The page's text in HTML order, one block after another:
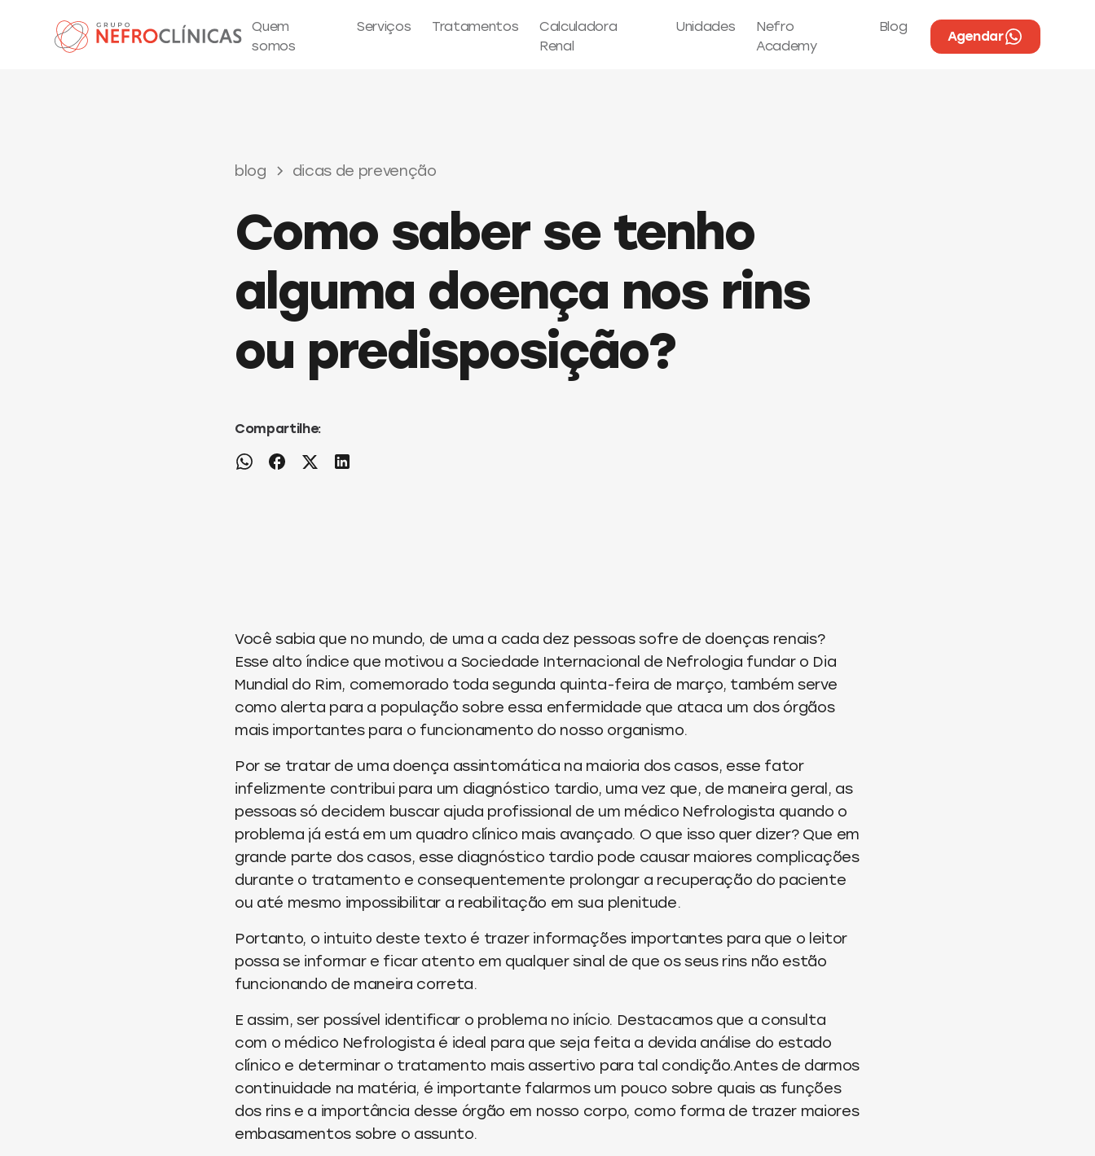
Quem
somos
Serviços Tratamentos
Calculadora
Renal
Unidades
Nefro
Academy
Blog
Agendar
blog dicas de prevenção
Como saber se tenho
alguma doença nos rins
ou predisposição?
Compartilhe:
Você sabia que no mundo, de uma a cada dez pessoas sofre de doenças renais?
Esse alto índice que motivou a Sociedade Internacional de Nefrologia fundar o Dia
Mundial do Rim, comemorado toda segunda quinta-feira de março, também serve
como alerta para a população sobre essa enfermidade que ataca um dos órgãos
mais importantes para o funcionamento do nosso organismo.
Por se tratar de uma doença assintomática na maioria dos casos, esse fator
infelizmente contribui para um diagnóstico tardio, uma vez que, de maneira geral, as
pessoas só decidem buscar ajuda profissional de um médico Nefrologista quando o
problema já está em um quadro clínico mais avançado. O que isso quer dizer? Que em
grande parte dos casos, esse diagnóstico tardio pode causar maiores complicações
durante o tratamento e consequentemente prolongar a recuperação do paciente
ou até mesmo impossibilitar a reabilitação em sua plenitude.
Portanto, o intuito deste texto é trazer informações importantes para que o leitor
possa se informar e ficar atento em qualquer sinal de que os seus rins não estão
funcionando de maneira correta.
E assim, ser possível identificar o problema no início. Destacamos que a consulta
com o médico Nefrologista é ideal para que seja feita a devida análise do estado
clínico e determinar o tratamento mais assertivo para tal condição.Antes de darmos
continuidade na matéria, é importante falarmos um pouco sobre quais as funções
dos rins e a importância desse órgão em nosso corpo, como forma de trazer maiores
embasamentos sobre o assunto.